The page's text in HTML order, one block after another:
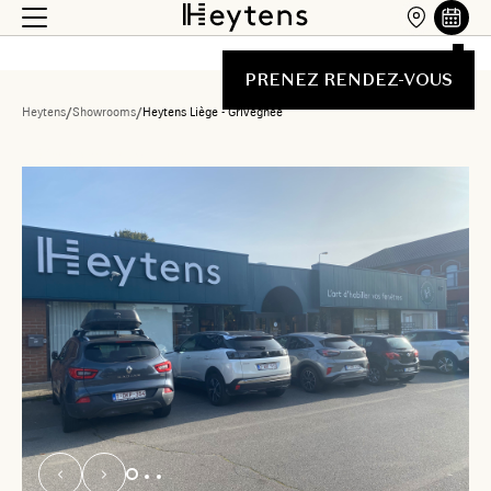
PRENEZ RENDEZ-VOUS
Heytens/Showrooms/Heytens Liège - Grivegnée